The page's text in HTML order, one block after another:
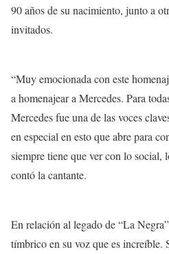
90 años de su nacimiento, junto a
invitados.
“Muy emocionada con este
a homenajear a Mercedes. Para
Mercedes fue una de las voces
en especial en esto que abre para
siempre tiene que ver con lo social,
contó la cantante.
En relación al legado de “La
tímbrico en su voz que es increíble.